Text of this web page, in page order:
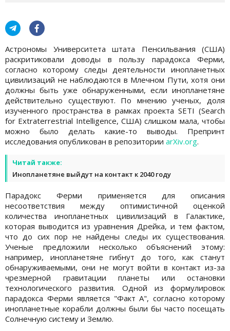
Астрономы Университета штата Пенсильвания (США)
раскритиковали доводы в пользу парадокса Ферми,
согласно которому следы деятельности инопланетных
цивилизаций не наблюдаются в Млечном Пути, хотя они
должны быть уже обнаруженными, если инопланетяне
действительно существуют. По мнению ученых, доля
изученного пространства в рамках проекта SETI (Search
for Extraterrestrial Intelligence, США) слишком мала, чтобы
можно было делать какие-то выводы. Препринт
исследования опубликован в репозитории arXiv.org.
Читай также:
Инопланетяне выйдут на контакт к 2040 году
Парадокс Ферми применяется для описания
несоответствия между оптимистичной оценкой
количества инопланетных цивилизаций в Галактике,
которая выводится из уравнения Дрейка, и тем фактом,
что до сих пор не найдены следы их существования.
Ученые предложили несколько объяснений этому:
например, инопланетяне гибнут до того, как станут
обнаруживаемыми, они не могут войти в контакт из-за
чрезмерной гравитации планеты или остановки
технологического развития. Одной из формулировок
парадокса Ферми является "Факт А", согласно которому
инопланетные корабли должны были бы часто посещать
Солнечную систему и Землю.